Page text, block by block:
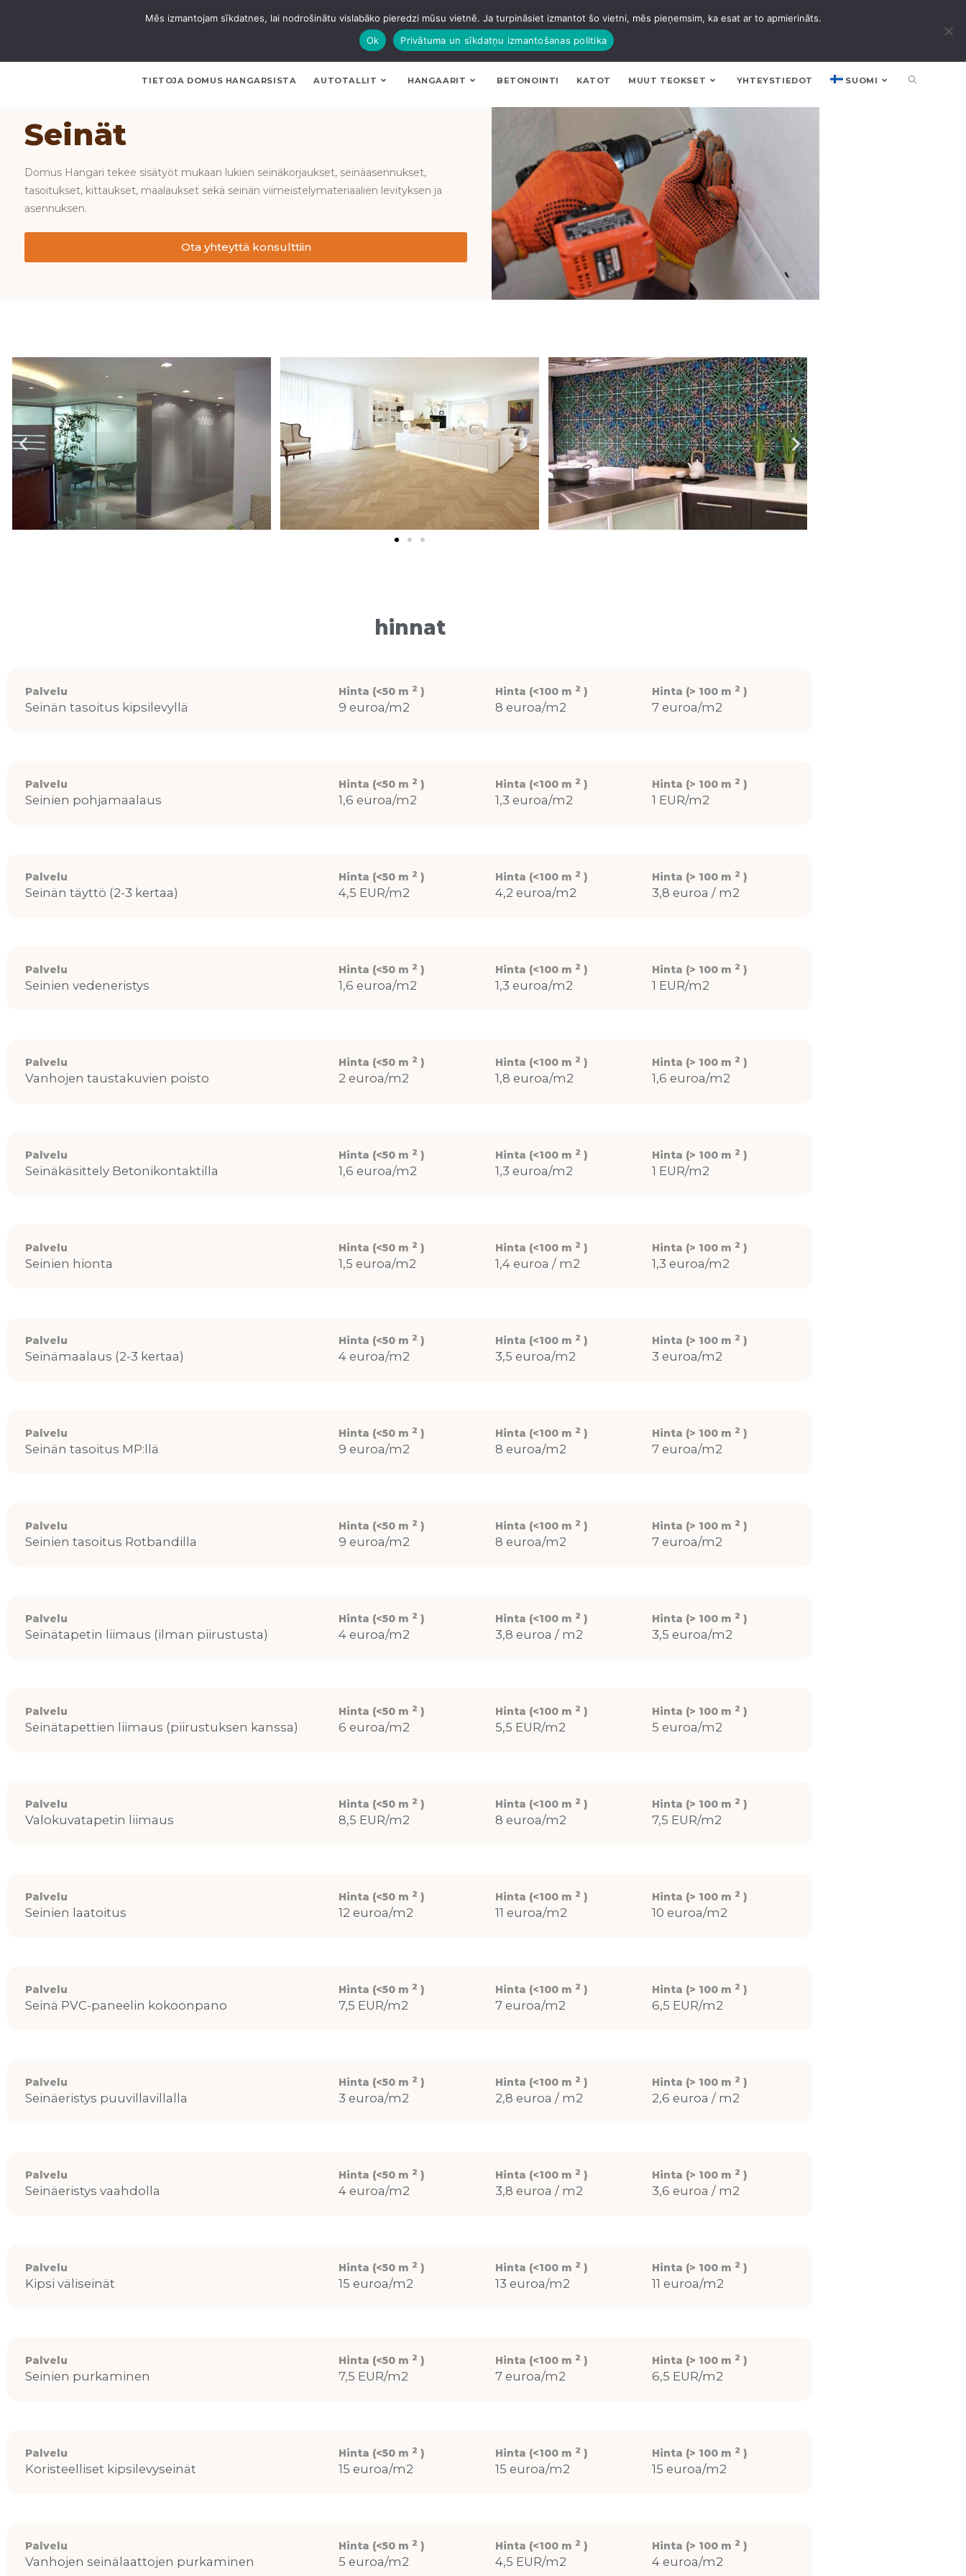
TIETOJA DOMUS HANGARSISTA AUTOTALLIT HANGAARIT BETONOINTI KATOT MUUT TEOKSET YHTEYSTIEDOT SUOMI
Seinät
Domus Hangari tekee sisätyöt mukaan lukien seinäkorjaukset, seinäasennukset,
tasoitukset, kittaukset, maalaukset sekä seinän viimeistelymateriaalien levityksen ja
asennuksen.
Ota yhteyttä konsulttiin
hinnat
Palvelu
Seinän tasoitus kipsilevyllä
Hinta (<50 m 2 )
9 euroa/m2
Hinta (<100 m 2 )
8 euroa/m2
Hinta (> 100 m 2 )
7 euroa/m2
Palvelu
Seinien pohjamaalaus
Hinta (<50 m 2 )
1,6 euroa/m2
Hinta (<100 m 2 )
1,3 euroa/m2
Hinta (> 100 m 2 )
1 EUR/m2
Palvelu
Seinän täyttö (2-3 kertaa)
Hinta (<50 m 2 )
4,5 EUR/m2
Hinta (<100 m 2 )
4,2 euroa/m2
Hinta (> 100 m 2 )
3,8 euroa / m2
Palvelu
Seinien vedeneristys
Hinta (<50 m 2 )
1,6 euroa/m2
Hinta (<100 m 2 )
1,3 euroa/m2
Hinta (> 100 m 2 )
1 EUR/m2
Palvelu
Vanhojen taustakuvien poisto
Hinta (<50 m 2 )
2 euroa/m2
Hinta (<100 m 2 )
1,8 euroa/m2
Hinta (> 100 m 2 )
1,6 euroa/m2
Palvelu
Seinäkäsittely Betonikontaktilla
Hinta (<50 m 2 )
1,6 euroa/m2
Hinta (<100 m 2 )
1,3 euroa/m2
Hinta (> 100 m 2 )
1 EUR/m2
Palvelu
Seinien hionta
Hinta (<50 m 2 )
1,5 euroa/m2
Hinta (<100 m 2 )
1,4 euroa / m2
Hinta (> 100 m 2 )
1,3 euroa/m2
Palvelu
Seinämaalaus (2-3 kertaa)
Hinta (<50 m 2 )
4 euroa/m2
Hinta (<100 m 2 )
3,5 euroa/m2
Hinta (> 100 m 2 )
3 euroa/m2
Palvelu
Seinän tasoitus MP:llä
Hinta (<50 m 2 )
9 euroa/m2
Hinta (<100 m 2 )
8 euroa/m2
Hinta (> 100 m 2 )
7 euroa/m2
Palvelu
Seinien tasoitus Rotbandilla
Hinta (<50 m 2 )
9 euroa/m2
Hinta (<100 m 2 )
8 euroa/m2
Hinta (> 100 m 2 )
7 euroa/m2
Palvelu
Seinätapetin liimaus (ilman piirustusta)
Hinta (<50 m 2 )
4 euroa/m2
Hinta (<100 m 2 )
3,8 euroa / m2
Hinta (> 100 m 2 )
3,5 euroa/m2
Palvelu
Seinätapettien liimaus (piirustuksen kanssa)
Hinta (<50 m 2 )
6 euroa/m2
Hinta (<100 m 2 )
5,5 EUR/m2
Hinta (> 100 m 2 )
5 euroa/m2
Palvelu
Valokuvatapetin liimaus
Hinta (<50 m 2 )
8,5 EUR/m2
Hinta (<100 m 2 )
8 euroa/m2
Hinta (> 100 m 2 )
7,5 EUR/m2
Palvelu
Seinien laatoitus
Hinta (<50 m 2 )
12 euroa/m2
Hinta (<100 m 2 )
11 euroa/m2
Hinta (> 100 m 2 )
10 euroa/m2
Palvelu
Seinä PVC-paneelin kokoonpano
Hinta (<50 m 2 )
7,5 EUR/m2
Hinta (<100 m 2 )
7 euroa/m2
Hinta (> 100 m 2 )
6,5 EUR/m2
Palvelu
Seinäeristys puuvillavillalla
Hinta (<50 m 2 )
3 euroa/m2
Hinta (<100 m 2 )
2,8 euroa / m2
Hinta (> 100 m 2 )
2,6 euroa / m2
Palvelu
Seinäeristys vaahdolla
Hinta (<50 m 2 )
4 euroa/m2
Hinta (<100 m 2 )
3,8 euroa / m2
Hinta (> 100 m 2 )
3,6 euroa / m2
Palvelu
Kipsi väliseinät
Hinta (<50 m 2 )
15 euroa/m2
Hinta (<100 m 2 )
13 euroa/m2
Hinta (> 100 m 2 )
11 euroa/m2
Palvelu
Seinien purkaminen
Hinta (<50 m 2 )
7,5 EUR/m2
Hinta (<100 m 2 )
7 euroa/m2
Hinta (> 100 m 2 )
6,5 EUR/m2
Palvelu
Koristeelliset kipsilevyseinät
Hinta (<50 m 2 )
15 euroa/m2
Hinta (<100 m 2 )
15 euroa/m2
Hinta (> 100 m 2 )
15 euroa/m2
Palvelu
Vanhojen seinälaattojen purkaminen
Hinta (<50 m 2 )
5 euroa/m2
Hinta (<100 m 2 )
4,5 EUR/m2
Hinta (> 100 m 2 )
4 euroa/m2
Mēs izmantojam sīkdatnes, lai nodrošinātu vislabāko pieredzi mūsu vietnē. Ja turpināsiet izmantot šo vietni, mēs pieņemsim, ka esat ar to apmierināts.
Ok
Privātuma un sīkdatņu izmantošanas politika